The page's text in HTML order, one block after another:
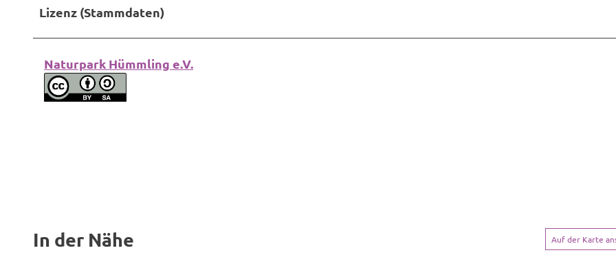
Lizenz (Stammdaten)
Naturpark Hümmling e.V.
In der Nähe Auf der Karte